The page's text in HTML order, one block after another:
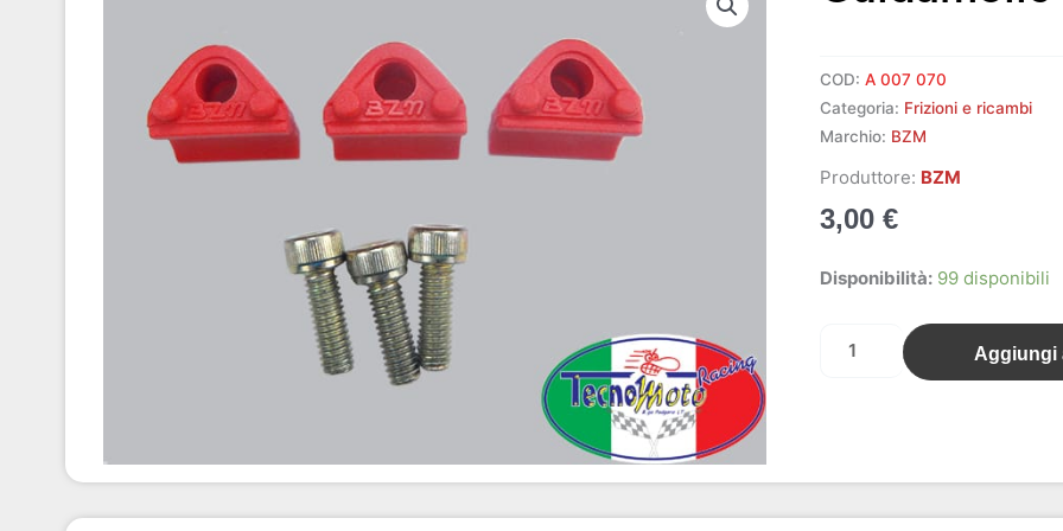
COD: A 007 070
Categoria: Frizioni e ricambi
Marchio: BZM
Produttore: BZM
3,00 €
Disponibilità: 99 disponibili
Guidamolle
BZM-
Aggiungi